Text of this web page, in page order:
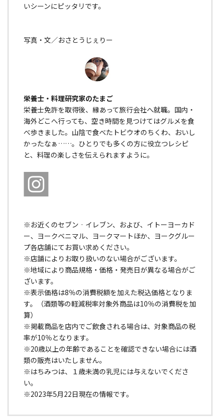
いシーンにピッタリです。
写真・文／おさとうじぇりー
栄養士・料理研究家のたまご
栄養士免許を取得後、縁あって旅行会社へ就職。国内・
海外どこへ行っても、空き時間を見つけてはグルメを食
べ歩きました。山陰で食べたトビウオのちくわ、おいし
かったなぁ……。ひとりでも多くの方に役立つレシピ
と、料理の楽しさを伝えられますように。
※お近くのセブン‐イレブン、および、イトーヨーカド
ー、ヨークベニマル、ヨークマートほか、ヨークグルー
プ各店舗にてお買い求めください。
※店舗によりお取り扱いのない場合がございます。
※地域により商品規格・価格・発売日が異なる場合がご
ざいます。
※表示価格は8％の消費税額を加えた税込価格となりま
す。（酒類等の軽減税率対象外商品は10％の消費税を加
算）
※掲載商品を店内でご飲食される場合は、対象商品の税
率が10％となります。
※20歳以上の年齢であることを確認できない場合には酒
類の販売はいたしません。
※はちみつは、１歳未満の乳児には与えないでくださ
い。
※2023年5月22日現在の情報です。